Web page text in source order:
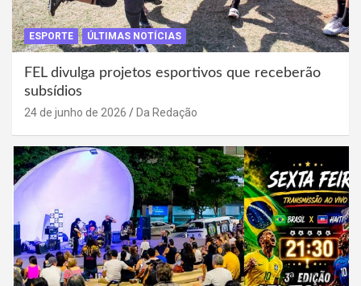
ESPORTE ÚLTIMAS NOTÍCIAS
FEL divulga projetos esportivos que receberão
subsídios
24 de junho de 2026 Da Redação